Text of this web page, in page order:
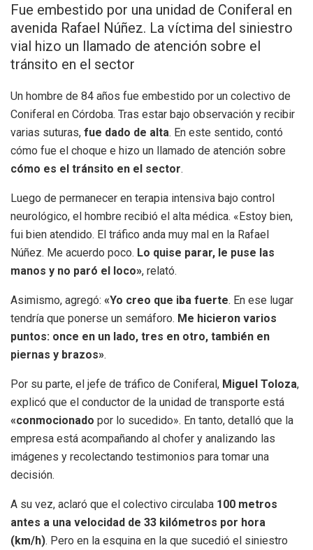
Fue embestido por una unidad de Coniferal en
avenida Rafael Núñez. La víctima del siniestro
vial hizo un llamado de atención sobre el
tránsito en el sector
Un hombre de 84 años fue embestido por un colectivo de
Coniferal en Córdoba. Tras estar bajo observación y recibir
varias suturas, fue dado de alta. En este sentido, contó
cómo fue el choque e hizo un llamado de atención sobre
cómo es el tránsito en el sector.
Luego de permanecer en terapia intensiva bajo control
neurológico, el hombre recibió el alta médica. «Estoy bien,
fui bien atendido. El tráfico anda muy mal en la Rafael
Núñez. Me acuerdo poco. Lo quise parar, le puse las
manos y no paró el loco», relató.
Asimismo, agregó: «Yo creo que iba fuerte. En ese lugar
tendría que ponerse un semáforo. Me hicieron varios
puntos: once en un lado, tres en otro, también en
piernas y brazos».
Por su parte, el jefe de tráfico de Coniferal, Miguel Toloza,
explicó que el conductor de la unidad de transporte está
«conmocionado por lo sucedido». En tanto, detalló que la
empresa está acompañando al chofer y analizando las
imágenes y recolectando testimonios para tomar una
decisión.
A su vez, aclaró que el colectivo circulaba 100 metros
antes a una velocidad de 33 kilómetros por hora
(km/h). Pero en la esquina en la que sucedió el siniestro